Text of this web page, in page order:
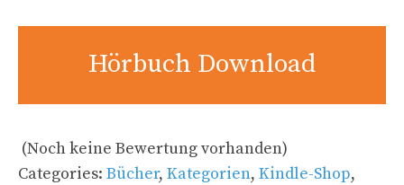
Hörbuch Download
(Noch keine Bewertung vorhanden)
Categories: Bücher, Kategorien, Kindle-Shop,